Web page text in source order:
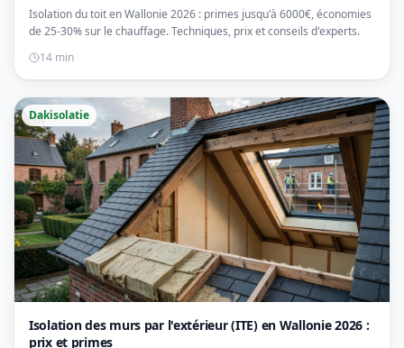
Isolation du toit en Wallonie 2026 : primes jusqu'à 6000€, économies
de 25-30% sur le chauffage. Techniques, prix et conseils d'experts.
14 min
Dakisolatie
Isolation des murs par l'extérieur (ITE) en Wallonie 2026 :
prix et primes